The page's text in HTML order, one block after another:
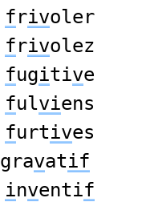
frivoler
frivolez
fugitive
fulviens
furtives
gravatif
inventif